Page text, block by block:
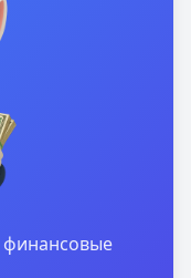
финансовые